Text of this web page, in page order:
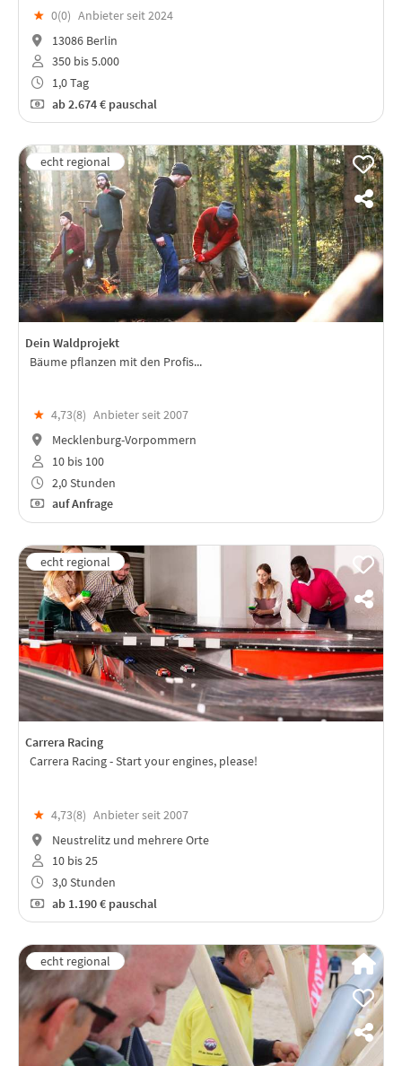
★ 0(0) Anbieter seit 2024
13086 Berlin
350 bis 5.000
1,0 Tag
ab2.674 € pauschal
Dein Waldprojekt
Bäume pflanzen mit den Profis...
★ 4,73(8) Anbieter seit 2007
Mecklenburg-Vorpommern
10 bis 100
2,0 Stunden
auf Anfrage
Carrera Racing
Carrera Racing - Start your engines, please!
★ 4,73(8) Anbieter seit 2007
Neustrelitz und mehrere Orte
10 bis 25
3,0 Stunden
ab1.190 € pauschal